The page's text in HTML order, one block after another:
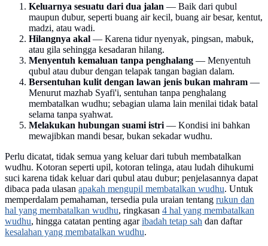
Keluarnya sesuatu dari dua jalan — Baik dari qubul
maupun dubur, seperti buang air kecil, buang air besar, kentut,
madzi, atau wadi.
Hilangnya akal — Karena tidur nyenyak, pingsan, mabuk,
atau gila sehingga kesadaran hilang.
Menyentuh kemaluan tanpa penghalang — Menyentuh
qubul atau dubur dengan telapak tangan bagian dalam.
Bersentuhan kulit dengan lawan jenis bukan mahram —
Menurut mazhab Syafi'i, sentuhan tanpa penghalang
membatalkan wudhu; sebagian ulama lain menilai tidak batal
selama tanpa syahwat.
Melakukan hubungan suami istri — Kondisi ini bahkan
mewajibkan mandi besar, bukan sekadar wudhu.
Perlu dicatat, tidak semua yang keluar dari tubuh membatalkan
wudhu. Kotoran seperti upil, kotoran telinga, atau ludah dihukumi
suci karena tidak keluar dari qubul atau dubur; penjelasannya dapat
dibaca pada ulasan apakah mengupil membatalkan wudhu. Untuk
memperdalam pemahaman, tersedia pula uraian tentang rukun dan
hal yang membatalkan wudhu, ringkasan 4 hal yang membatalkan
wudhu, hingga catatan penting agaribadah tetap sah dan daftar
kesalahan yang membatalkan wudhu.